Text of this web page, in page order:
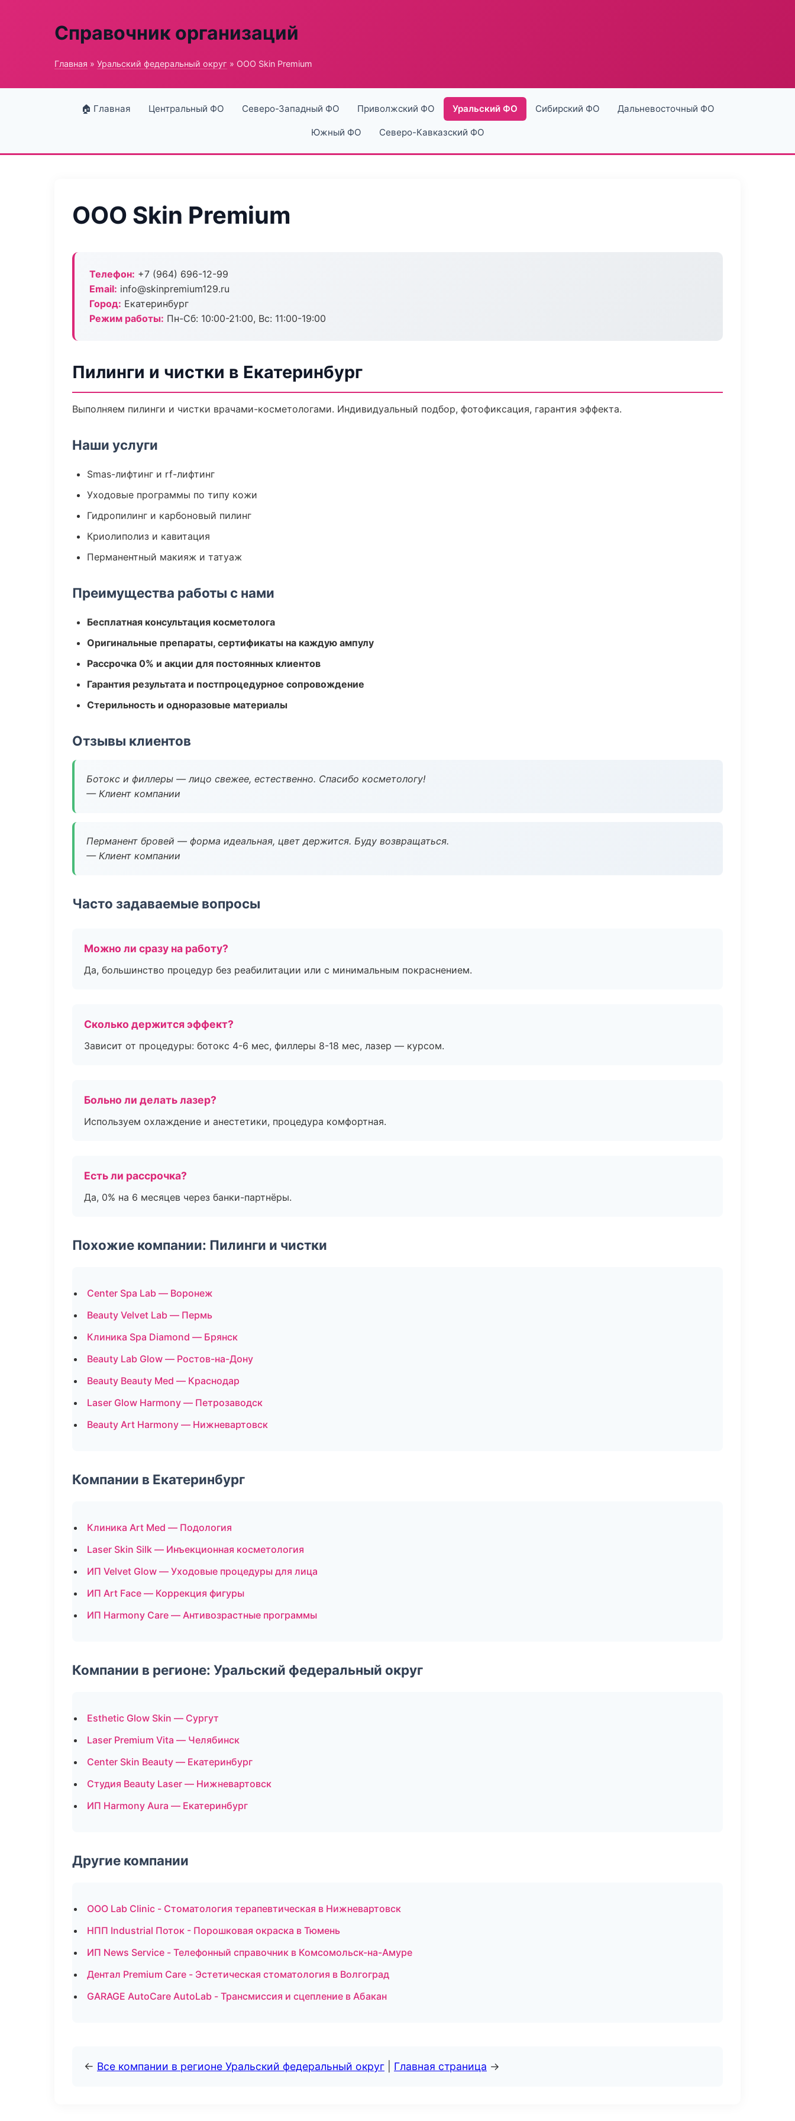
Справочник организаций
Главная » Уральский федеральный округ » ООО Skin Premium
🏠 Главная Центральный ФО Северо-Западный ФО Приволжский ФО Уральский ФО Сибирский ФО Дальневосточный ФО
Южный ФО Северо-Кавказский ФО
ООО Skin Premium
Телефон: +7 (964) 696-12-99
Email: info@skinpremium129.ru
Город: Екатеринбург
Режим работы: Пн-Сб: 10:00-21:00, Вс: 11:00-19:00
Пилинги и чистки в Екатеринбург
Выполняем пилинги и чистки врачами-косметологами. Индивидуальный подбор, фотофиксация, гарантия эффекта.
Наши услуги
Smas-лифтинг и rf-лифтинг
Уходовые программы по типу кожи
Гидропилинг и карбоновый пилинг
Криолиполиз и кавитация
Перманентный макияж и татуаж
Преимущества работы с нами
Бесплатная консультация косметолога
Оригинальные препараты, сертификаты на каждую ампулу
Рассрочка 0% и акции для постоянных клиентов
Гарантия результата и постпроцедурное сопровождение
Стерильность и одноразовые материалы
Отзывы клиентов
Ботокс и филлеры — лицо свежее, естественно. Спасибо косметологу!
— Клиент компании
Перманент бровей — форма идеальная, цвет держится. Буду возвращаться.
— Клиент компании
Часто задаваемые вопросы
Можно ли сразу на работу?
Да, большинство процедур без реабилитации или с минимальным покраснением.
Сколько держится эффект?
Зависит от процедуры: ботокс 4-6 мес, филлеры 8-18 мес, лазер — курсом.
Больно ли делать лазер?
Используем охлаждение и анестетики, процедура комфортная.
Есть ли рассрочка?
Да, 0% на 6 месяцев через банки-партнёры.
Похожие компании: Пилинги и чистки
Center Spa Lab — Воронеж
Beauty Velvet Lab — Пермь
Клиника Spa Diamond — Брянск
Beauty Lab Glow — Ростов-на-Дону
Beauty Beauty Med — Краснодар
Laser Glow Harmony — Петрозаводск
Beauty Art Harmony — Нижневартовск
Компании в Екатеринбург
Клиника Art Med — Подология
Laser Skin Silk — Инъекционная косметология
ИП Velvet Glow — Уходовые процедуры для лица
ИП Art Face — Коррекция фигуры
ИП Harmony Care — Антивозрастные программы
Компании в регионе: Уральский федеральный округ
Esthetic Glow Skin — Сургут
Laser Premium Vita — Челябинск
Center Skin Beauty — Екатеринбург
Студия Beauty Laser — Нижневартовск
ИП Harmony Aura — Екатеринбург
Другие компании
ООО Lab Clinic - Стоматология терапевтическая в Нижневартовск
НПП Industrial Поток - Порошковая окраска в Тюмень
ИП News Service - Телефонный справочник в Комсомольск-на-Амуре
Дентал Premium Care - Эстетическая стоматология в Волгоград
GARAGE AutoCare AutoLab - Трансмиссия и сцепление в Абакан
← Все компании в регионе Уральский федеральный округ Главная страница →